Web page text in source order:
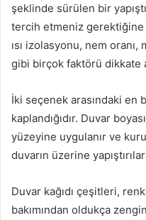
şeklinde sürülen bir
tercih etmeniz gerektiğine
ısı izolasyonu, nem
gibi birçok faktörü dikkate
İki seçenek arasındaki en
kaplandığıdır. Duvar
yüzeyine uygulanır ve
duvarın üzerine
Duvar kağıdı çeşitleri,
bakımından oldukça